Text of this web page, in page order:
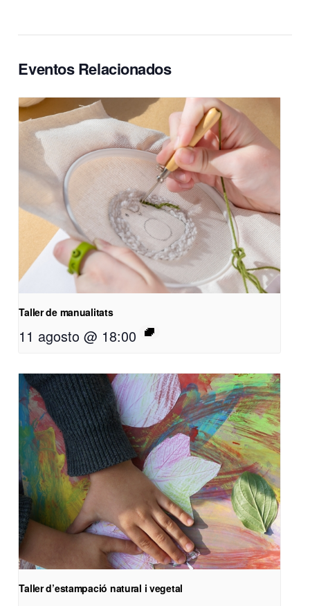
Eventos Relacionados
Taller de manualitats
11 agosto @ 18:00
Taller d’estampació natural i vegetal